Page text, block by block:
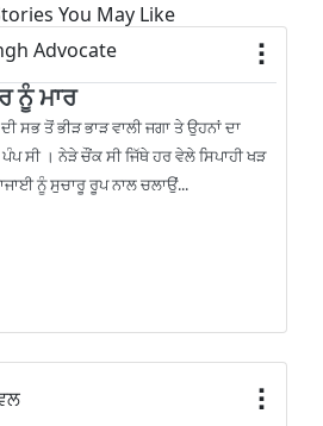
You May Like
Advocate
ਨੂੰ ਮਾਰ
ਸਭ ਤੋਂ ਭੀੜ ਭਾੜ ਵਾਲੀ ਜਗਾ ਤੇ ਉਹਨਾਂ ਦਾ
ਸੀ । ਨੇੜੇ ਚੌਂਕ ਸੀ ਜਿੱਥੇ ਹਰ ਵੇਲੇ ਸਿਪਾਹੀ ਖੜ
ਨੂੰ ਸੁਚਾਰੂ ਰੂਪ ਨਾਲ ਚਲਾਉਂ...